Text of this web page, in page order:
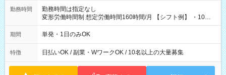
勤務時間
勤務時間は指定なし
変形労働時間制 想定労働時間160時間/月 【シフト例】 ・10：
00～20：00
期間 単発・1日のみOK
特徴 日払いOK / 副業・WワークOK / 10名以上の大量募集